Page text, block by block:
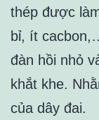
thép được
bỉ, ít
đàn hồi nhỏ
khắt khe.
của dây đai.